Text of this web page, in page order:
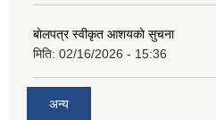
बाेलपत्र स्वीकृत आशयकाे सुचना
मिति: 02/16/2026 - 15:36
अन्य